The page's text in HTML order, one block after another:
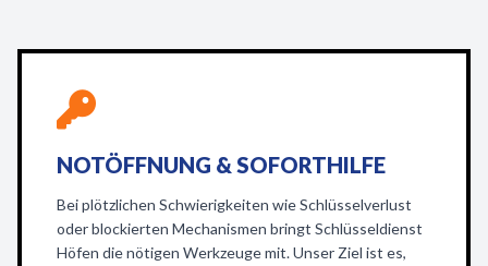
NOTÖFFNUNG & SOFORTHILFE
Bei plötzlichen Schwierigkeiten wie Schlüsselverlust
oder blockierten Mechanismen bringt Schlüsseldienst
Höfen die nötigen Werkzeuge mit. Unser Ziel ist es,